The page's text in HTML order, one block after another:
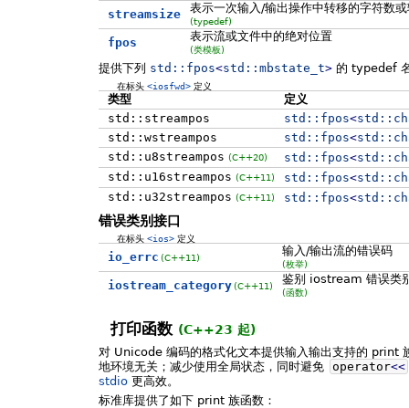
streamsize 表示一次输入/输出操作中转移的字符数
(typedef)
fpos 表示流或文件中的绝对位置
(类模板)
提供下列 std:: fpos<std:: mbstate_t> 的 typedef
在标头<iosfwd> 定义
类型
定义
std::streampos
std:: fpos<std::
std::wstreampos
std:: fpos<std::
std::u8streampos (C++20) std:: fpos<std::
std::u16streampos (C++11) std:: fpos<std::
std::u32streampos (C++11) std:: fpos<std::
错误类别接口
在标头<ios> 定义
io_errc (C++11) 输入/输出流的错误码
(枚举)
iostream_category (C++11) 鉴别 iostream 错误类
(函数)
打印函数 (C++23 起)
对 Unicode 编码的格式化文本提供输入输出支持的 print
地环境无关；减少使用全局状态，同时避免 operator<<
stdio 更高效。
标准库提供了如下 print 族函数：